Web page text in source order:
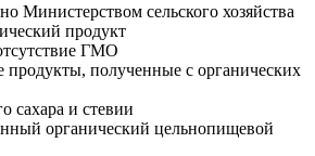
Министерством сельского хозяйства
продукт
ГМО
полученные с органических
сахара и стевии
органический цельнопищевой